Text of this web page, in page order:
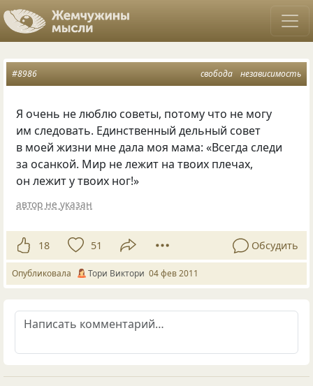
свобода независимость
#8986
Я очень не люблю советы, потому что не могу
им следовать. Единственный дельный совет
в моей жизни мне дала моя мама: «Всегда следи
за осанкой. Мир не лежит на твоих плечах,
он лежит у твоих ног!»
автор не указан
18 51 Обсудить
Опубликовала Тори Виктори 04 фев 2011